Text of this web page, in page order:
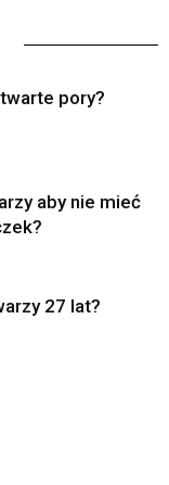
pory?
aby nie mieć
27 lat?